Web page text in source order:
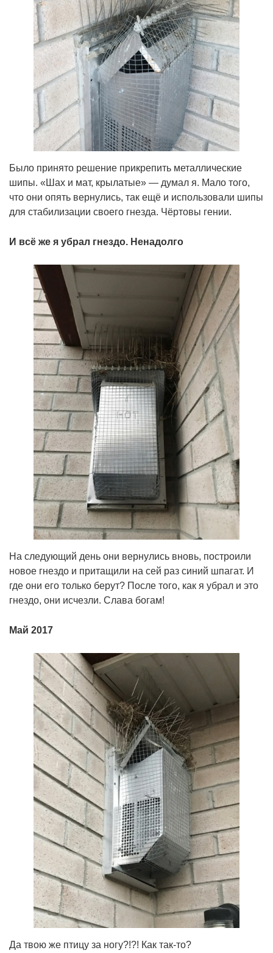
Было принято решение прикрепить металлические
шипы. «Шах и мат, крылатые» — думал я. Мало того,
что они опять вернулись, так ещё и использовали шипы
для стабилизации своего гнезда. Чёртовы гении.
И всё же я убрал гнездо. Ненадолго
На следующий день они вернулись вновь, построили
новое гнездо и притащили на сей раз синий шпагат. И
где они его только берут? После того, как я убрал и это
гнездо, они исчезли. Слава богам!
Май 2017
Да твою же птицу за ногу?!?! Как так-то?